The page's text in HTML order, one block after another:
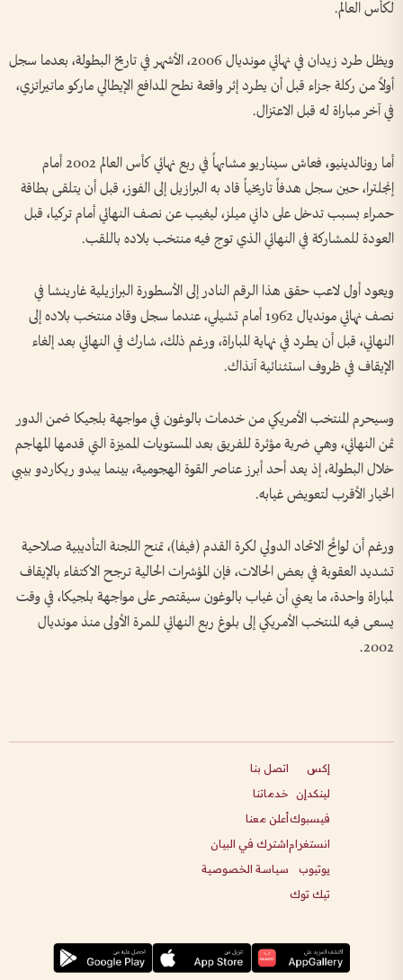
لكأس العالم.
ويظل طرد زيدان في نهائي مونديال 2006، الأشهر في تاريخ البطولة، بعدما سجل
أولاً من ركلة جزاء قبل أن يطرد إثر واقعة نطح المدافع الإيطالي ماركو ماتيراتزي،
في آخر مباراة له قبل الاعتزال.
أما رونالدينيو، فعاش سيناريو مشابهاً في ربع نهائي كأس العالم 2002 أمام
إنجلترا، حين سجل هدفاً تاريخياً قاد به البرازيل إلى الفوز، قبل أن يتلقى بطاقة
حمراء بسبب تدخل على داني ميلز، ليغيب عن نصف النهائي أمام تركيا، قبل
العودة للمشاركة في النهائي الذي توج فيه منتخب بلاده باللقب.
ويعود أول لاعب حقق هذا الرقم النادر إلى الأسطورة البرازيلية غارينشا في
نصف نهائي مونديال 1962 أمام تشيلي، عندما سجل وقاد منتخب بلاده إلى
النهائي، قبل أن يطرد في نهاية المباراة، ورغم ذلك، شارك في النهائي بعد إلغاء
الإيقاف في ظروف استثنائية آنذاك.
وسيحرم المنتخب الأمريكي من خدمات بالوغون في مواجهة بلجيكا ضمن الدور
ثمن النهائي، وهي ضربة مؤثرة للفريق بعد المستويات المميزة التي قدمها المهاجم
خلال البطولة، إذ يعد أحد أبرز عناصر القوة الهجومية، بينما يبدو ريكاردو بيبي
الخيار الأقرب لتعويض غيابه.
ورغم أن لوائح الاتحاد الدولي لكرة القدم (فيفا)، تمنح اللجنة التأديبية صلاحية
تشديد العقوبة في بعض الحالات، فإن المؤشرات الحالية ترجح الاكتفاء بالإيقاف
لمباراة واحدة، ما يعني أن غياب بالوغون سيقتصر على مواجهة بلجيكا، في وقت
يسعى فيه المنتخب الأمريكي إلى بلوغ ربع النهائي للمرة الأولى منذ مونديال
2002.
إكس
لينكدإن
فيسبوك
انستغرام
يوتيوب
تيك توك
اتصل بنا
خدماتنا
أعلن معنا
اشترك في البيان
سياسة الخصوصية